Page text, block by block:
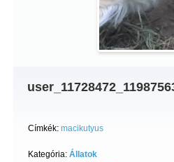
Címkék: macikutyus
Kategória: Állatok